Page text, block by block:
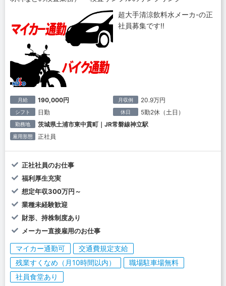
超大手清涼飲料水メーカ-の正
社員募集です!!
月給 190,000円 月収例 20.9万円
シフト 日勤 休日 5勤2休（土日）
勤務地 茨城県土浦市東中貫町｜JR常磐線神立駅
雇用形態 正社員
正社社員のお仕事
福利厚生充実
想定年収300万円～
業種未経験歓迎
財形、持株制度あり
メーカー直接雇用のお仕事
マイカー通勤可
交通費規定支給
残業すくなめ（月10時間以内）
職場駐車場無料
社員食堂あり